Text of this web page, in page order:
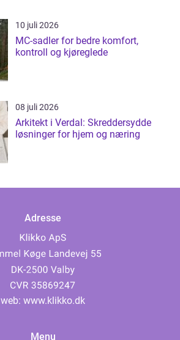
10 juli 2026
MC-sadler for bedre komfort,
kontroll og kjøreglede
08 juli 2026
Arkitekt i Verdal: Skreddersydde
løsninger for hjem og næring
Adresse
web: www.klikko.dk
Menu